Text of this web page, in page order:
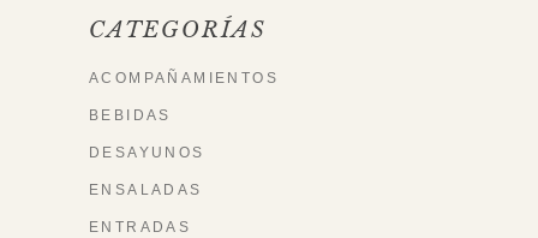
CATEGORÍAS
ACOMPAÑAMIENTOS
BEBIDAS
DESAYUNOS
ENSALADAS
ENTRADAS